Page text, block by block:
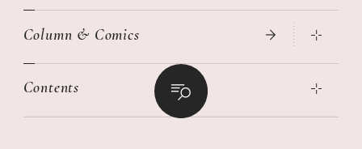
ニトリ・イケア・無印良品で賢くおしゃれなインテリア
絶品、お餅レシピ大集合！
2026年春夏 トレンドファッションニュース
女子旅おすすめスポット 暮らすように心地いいリンネル旅ガイ
Column & Comics
ぐれいさん
Contents